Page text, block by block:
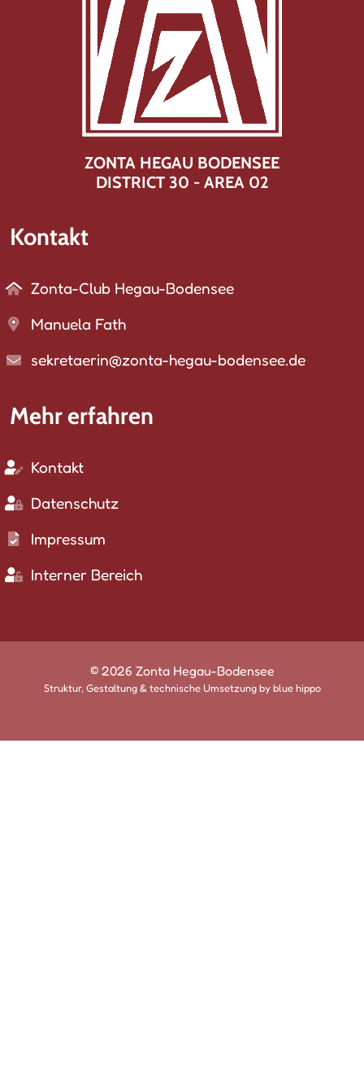
ZONTA HEGAU BODENSEE
DISTRICT 30 - AREA 02
Kontakt
Zonta-Club Hegau-Bodensee
Manuela Fath
sekretaerin@zonta-hegau-bodensee.de
Mehr erfahren
Kontakt
Datenschutz
Impressum
Interner Bereich
© 2026 Zonta Hegau-Bodensee
Struktur, Gestaltung & technische Umsetzung by blue hippo